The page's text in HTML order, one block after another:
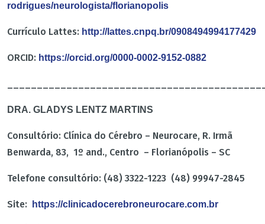
rodrigues/neurologista/florianopolis
Currículo Lattes: http://lattes.cnpq.br/0908494994177429
ORCID: https://orcid.org/0000-0002-9152-0882
DRA. GLADYS LENTZ MARTINS
Consultório: Clínica do Cérebro – Neurocare, R. Irmã
Benwarda, 83, 1º and., Centro – Florianópolis – SC
Telefone consultório: (48) 3322-1223 (48) 99947-2845
Site: https://clinicadocerebroneurocare.com.br